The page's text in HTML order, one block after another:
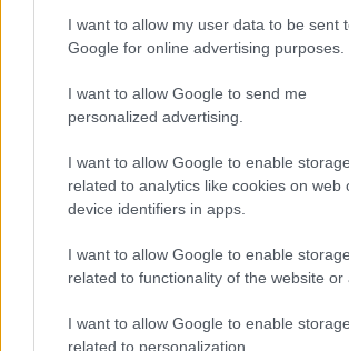
I want to allow my user data to be sent
Google for online advertising purposes.
I want to allow Google to send me
personalized advertising.
I want to allow Google to enable storage
related to analytics like cookies on web
device identifiers in apps.
I want to allow Google to enable storage
related to functionality of the website or
I want to allow Google to enable storage
related to personalization.
Steller Lumen à échanger. Voici
échanges bien connus:
eToro: eToro est une plateforme de
Binance: Binance est le plus grand
monnaie au monde qui offre plusieurs
échanger.
BTCBIT.NET: Basé en Pologne et
en Lettonie et en Estonie,
Ripple et Zcash pour le trading.